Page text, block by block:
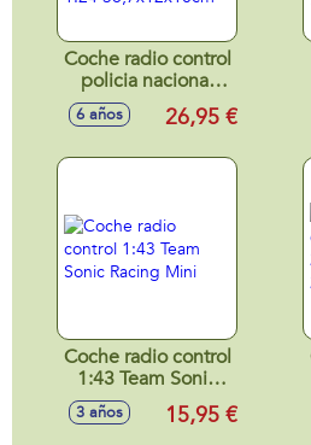
Coche radio control
policia nacional
Jeep Renegade
Escala 1:24
6 años 26,95 €
Coche radio control
1:43 Team Sonic
Racing Mini
3 años 15,95 €